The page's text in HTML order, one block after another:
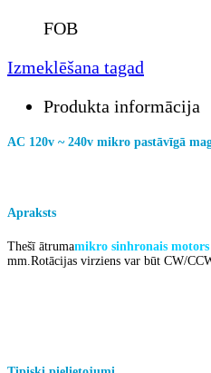
FOB
Izmeklēšana tagad
Produkta informācija
AC 120v ~ 240v mikro pastāvīgā
Apraksts
Thešī ātrumamikro sinhronais motors
mm.Rotācijas virziens var būt CW/